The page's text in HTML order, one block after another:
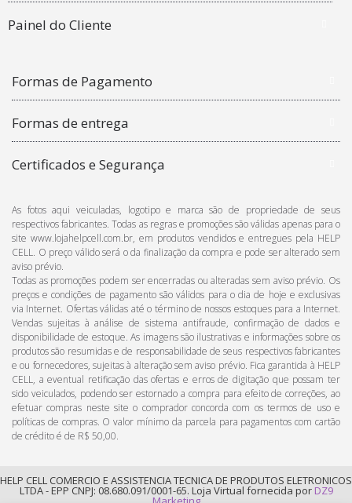
Painel do Cliente
Formas de Pagamento
Formas de entrega
Certificados e Segurança
As fotos aqui veiculadas, logotipo e marca são de propriedade de seus
respectivos fabricantes. Todas as regras e promoções são válidas apenas para o
site www.lojahelpcell.com.br, em produtos vendidos e entregues pela HELP
CELL. O preço válido será o da finalização da compra e pode ser alterado sem
aviso prévio.
Todas as promoções podem ser encerradas ou alteradas sem aviso prévio. Os
preços e condições de pagamento são válidos para o dia de hoje e exclusivas
via Internet. Ofertas válidas até o término de nossos estoques para a Internet.
Vendas sujeitas à análise de sistema antifraude, confirmação de dados e
disponibilidade de estoque. As imagens são ilustrativas e informações sobre os
produtos são resumidas e de responsabilidade de seus respectivos fabricantes
e ou fornecedores, sujeitas à alteração sem aviso prévio. Fica garantida à HELP
CELL, a eventual retificação das ofertas e erros de digitação que possam ter
sido veiculados, podendo ser estornado a compra para efeito de correções, ao
efetuar compras neste site o comprador concorda com os termos de uso e
políticas de compras. O valor mínimo da parcela para pagamentos com cartão
de crédito é de R$ 50,00.
HELP CELL COMERCIO E ASSISTENCIA TECNICA DE PRODUTOS ELETRONICOS
LTDA - EPP CNPJ: 08.680.091/0001-65. Loja Virtual fornecida por DZ9